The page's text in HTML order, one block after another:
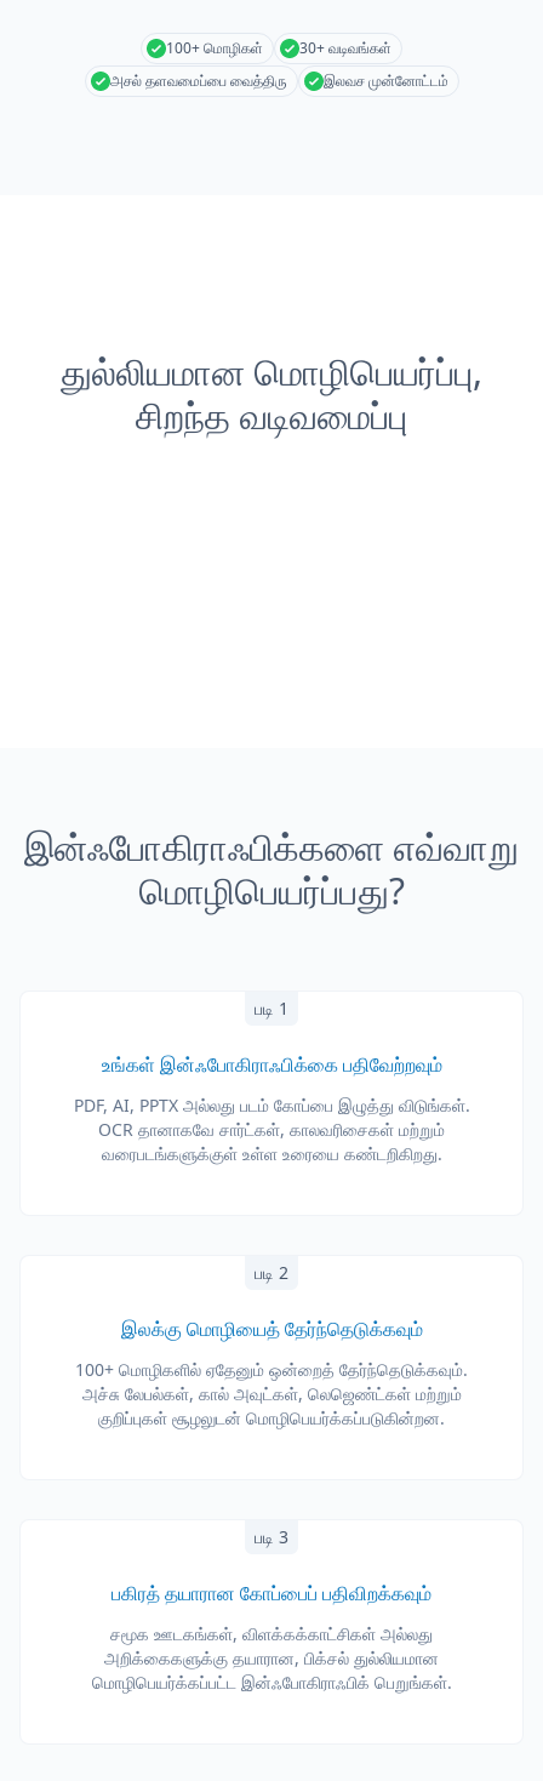
100+ மொழிகள்
30+ வடிவங்கள்
அசல் தளவமைப்பை வைத்திரு
இலவச முன்னோட்டம்
துல்லியமான மொழிபெயர்ப்பு,
சிறந்த வடிவமைப்பு
இன்ஃபோகிராஃபிக்களை எவ்வாறு
மொழிபெயர்ப்பது?
படி 1
உங்கள் இன்ஃபோகிராஃபிக்கை பதிவேற்றவும்
PDF, AI, PPTX அல்லது படம் கோப்பை இழுத்து விடுங்கள்.
OCR தானாகவே சார்ட்கள், காலவரிசைகள் மற்றும்
வரைபடங்களுக்குள் உள்ள உரையை கண்டறிகிறது.
படி 2
இலக்கு மொழியைத் தேர்ந்தெடுக்கவும்
100+ மொழிகளில் ஏதேனும் ஒன்றைத் தேர்ந்தெடுக்கவும்.
அச்சு லேபல்கள், கால் அவுட்கள், லெஜெண்ட்கள் மற்றும்
குறிப்புகள் சூழலுடன் மொழிபெயர்க்கப்படுகின்றன.
படி 3
பகிரத் தயாரான கோப்பைப் பதிவிறக்கவும்
சமூக ஊடகங்கள், விளக்கக்காட்சிகள் அல்லது
அறிக்கைகளுக்கு தயாரான, பிக்சல் துல்லியமான
மொழிபெயர்க்கப்பட்ட இன்ஃபோகிராஃபிக் பெறுங்கள்.